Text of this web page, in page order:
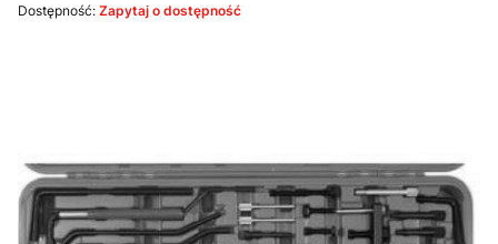
Dostępność: Zapytaj o dostępność